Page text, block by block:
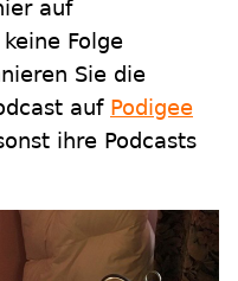
auf
Folge
Sie die
auf Podigee
ihre Podcasts